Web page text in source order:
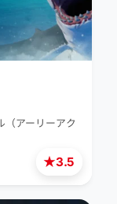
★3.5
アーリーアク